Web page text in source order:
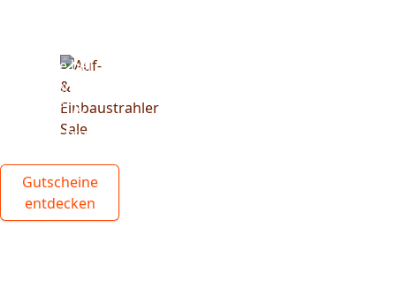
Spare bei
unseren
Auf- &
Einbaustrahler
Gutscheine
entdecken